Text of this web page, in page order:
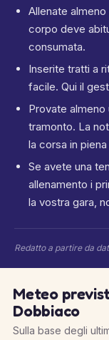
Allenate
corpo deve
consumata.
Inserite tratti a
facile. Qui il
Provate
tramonto. La
la corsa in
Se avete una
allenamento i
la vostra gara,
Redatto a partire da
Meteo
Dobbiaco
Sulla base degli